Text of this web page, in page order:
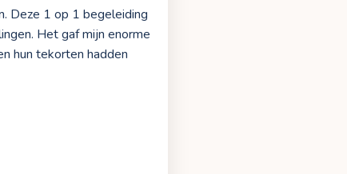
Deze 1 op 1 begeleiding
Het gaf mijn enorme
hun tekorten hadden